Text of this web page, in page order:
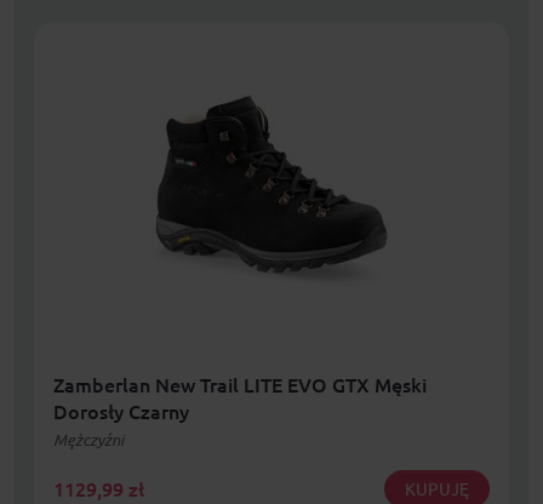
Zamberlan New Trail LITE EVO GTX Męski
Dorosły Czarny
Mężczyźni
1129,99 zł KUPUJĘ